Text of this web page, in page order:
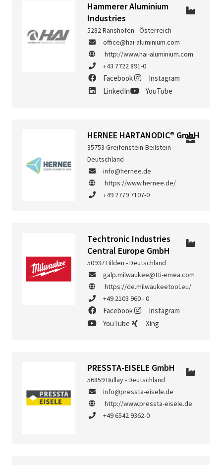
Hammerer Aluminium
Industries
5282 Ranshofen - Österreich
office@hai-aluminium.com
http://www.hai-aluminium.com
+43 7722 891-0
Facebook
Instagram
LinkedIn
YouTube
HERNEE HARTANODIC® GmbH
35753 Greifenstein-Beilstein -
Deutschland
info@hernee.de
https://www.hernee.de/
+49 2779 7107-0
Techtronic Industries
Central Europe GmbH
50937 Hilden - Deutschland
galp.milwaukee@tti-emea.com
https://de.milwaukeetool.eu/
+49 2103 960 - 0
Facebook
Instagram
YouTube
Xing
PRESSTA-EISELE GmbH
56859 Bullay - Deutschland
info@pressta-eisele.de
http://www.pressta-eisele.de
+49 6542 9362-0